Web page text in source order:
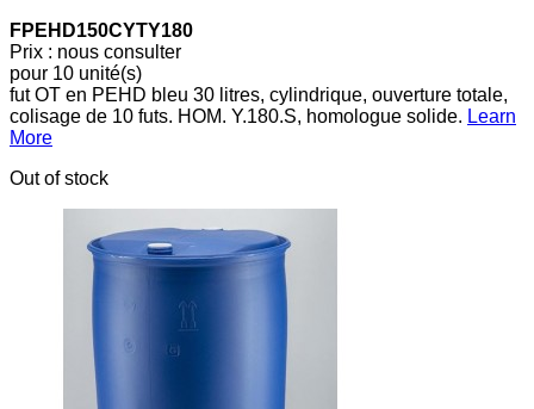
FPEHD150CYTY180
Prix : nous consulter
pour 10 unité(s)
fut OT en PEHD bleu 30 litres, cylindrique, ouverture totale,
colisage de 10 futs. HOM. Y.180.S, homologue solide. Learn
More
Out of stock